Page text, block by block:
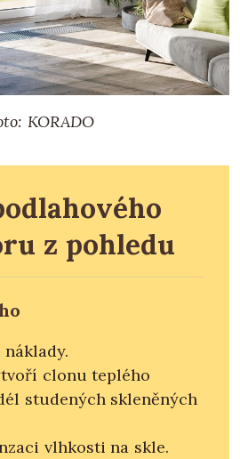
KORADO
z pohledu
clonu teplého
studených skleněných
vlhkosti na skle.